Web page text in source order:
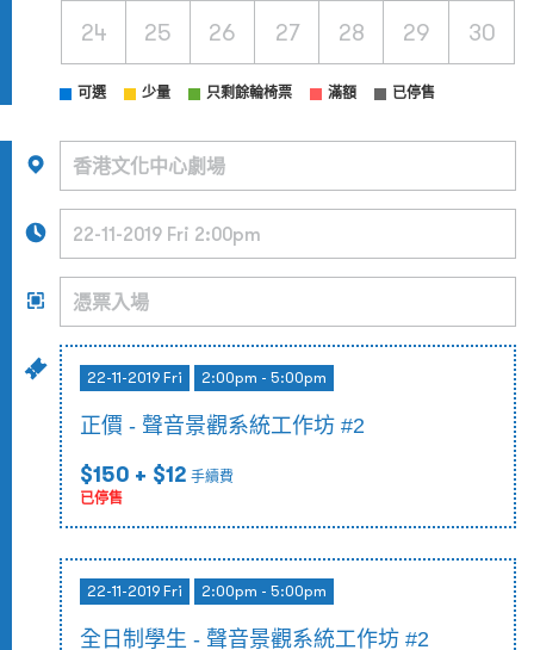
24 25 26 27 28 29 30
可選 少量 只剩餘輪椅票 滿額 已停售
22-11-2019 Fri 2:00pm - 5:00pm
正價 - 聲音景觀系統工作坊 #2
$150 + $12 手續費
已停售
22-11-2019 Fri 2:00pm - 5:00pm
全日制學生 - 聲音景觀系統工作坊 #2